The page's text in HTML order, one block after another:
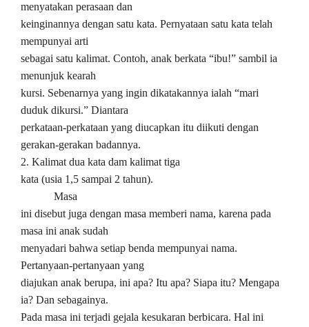
menyatakan perasaan dan
keinginannya dengan satu kata. Pernyataan satu kata telah
mempunyai arti
sebagai satu kalimat. Contoh, anak berkata “ibu!” sambil ia
menunjuk kearah
kursi. Sebenarnya yang ingin dikatakannya ialah “mari
duduk dikursi.” Diantara
perkataan-perkataan yang diucapkan itu diikuti dengan
gerakan-gerakan badannya.
2. Kalimat dua kata dam kalimat tiga
kata (usia 1,5 sampai 2 tahun).
Masa
ini disebut juga dengan masa memberi nama, karena pada
masa ini anak sudah
menyadari bahwa setiap benda mempunyai nama.
Pertanyaan-pertanyaan yang
diajukan anak berupa, ini apa? Itu apa? Siapa itu? Mengapa
ia? Dan sebagainya.
Pada masa ini terjadi gejala kesukaran berbicara. Hal ini